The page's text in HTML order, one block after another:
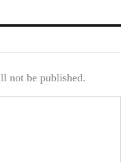
not be published.